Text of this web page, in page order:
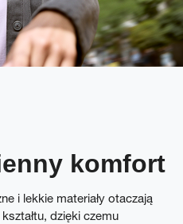
komfort
i lekkie materiały otaczają
dzięki czemu